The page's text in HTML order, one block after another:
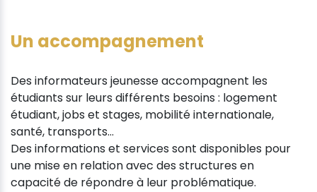
Un accompagnement
Des informateurs jeunesse accompagnent les
étudiants sur leurs différents besoins : logement
étudiant, jobs et stages, mobilité internationale,
santé, transports…
Des informations et services sont disponibles pour
une mise en relation avec des structures en
capacité de répondre à leur problématique.